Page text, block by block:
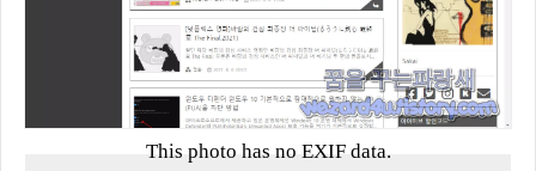
This photo has no EXIF data.